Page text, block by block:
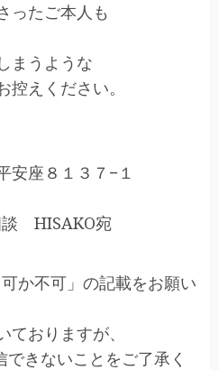
ったご本人も
まうような
えください。
安座８１３７−１
談 HISAKO宛
か不可」の記載をお願い
おりますが、
きないことをご了承く